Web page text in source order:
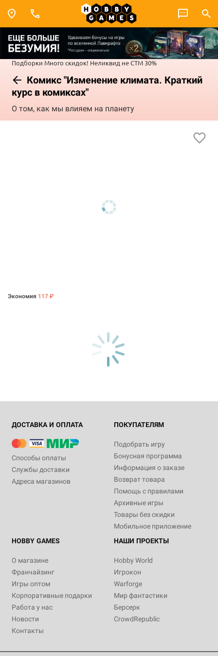
Подборки Много скидок! Неликвид не СТМ 30%
Комикс "Изменение климата. Краткий
курс в комиксах"
О том, как мы влияем на планету
Экономия 117 ₽
ДОСТАВКА И ОПЛАТА
Способы оплаты
Службы доставки
Адреса магазинов
ПОКУПАТЕЛЯМ
Подобрать игру
Бонусная программа
Информация о заказе
Возврат товара
Помощь с правилами
Архивные игры
Товары без скидки
Мобильное приложение
HOBBY GAMES
О магазине
Франчайзинг
Игры оптом
Корпоративные подарки
Работа у нас
Новости
Контакты
НАШИ ПРОЕКТЫ
Hobby World
Игрокон
Warforge
Мир фантастики
Берсерк
CrowdRepublic